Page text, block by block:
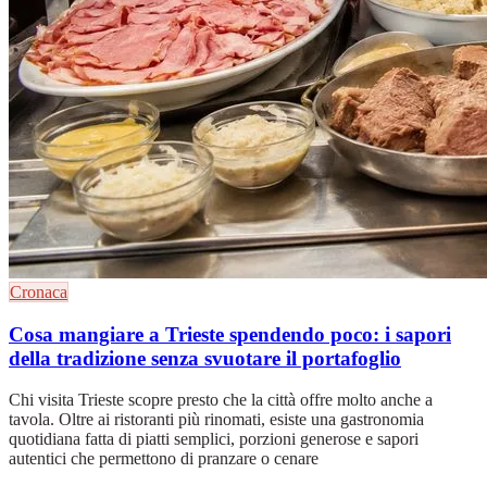
Cronaca
Cosa mangiare a Trieste spendendo poco: i sapori
della tradizione senza svuotare il portafoglio
Chi visita Trieste scopre presto che la città offre molto anche a
tavola. Oltre ai ristoranti più rinomati, esiste una gastronomia
quotidiana fatta di piatti semplici, porzioni generose e sapori
autentici che permettono di pranzare o cenare